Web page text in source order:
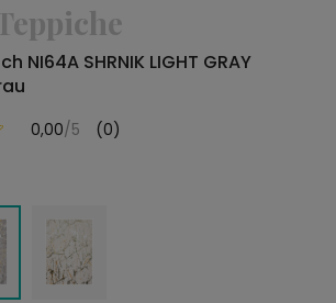
NI64A SHRNIK LIGHT GRAY
0,00/5 (0)